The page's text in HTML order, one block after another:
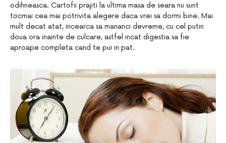
odihneasca. Cartofii prajiti la ultima masa de seara nu sunt
tocmai cea mai potrivita alegere daca vrei sa dormi bine. Mai
mult decat atat, incearca sa mananci devreme, cu cel putin
doua ora inainte de culcare, astfel incat digestia sa fie
aproape completa cand te pui in pat.